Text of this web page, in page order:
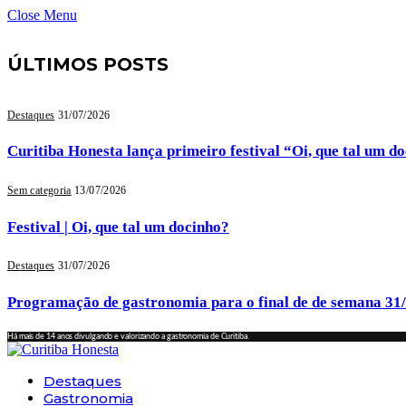
Close Menu
ÚLTIMOS POSTS
Destaques 31/07/2026
Curitiba Honesta lança primeiro festival “Oi, que tal um
Sem categoria 13/07/2026
Festival | Oi, que tal um docinho?
Destaques 31/07/2026
Programação de gastronomia para o final de de semana
Há mais de 14 anos divulgando e valorizando a gastronomia de Curitiba.
Destaques
Gastronomia